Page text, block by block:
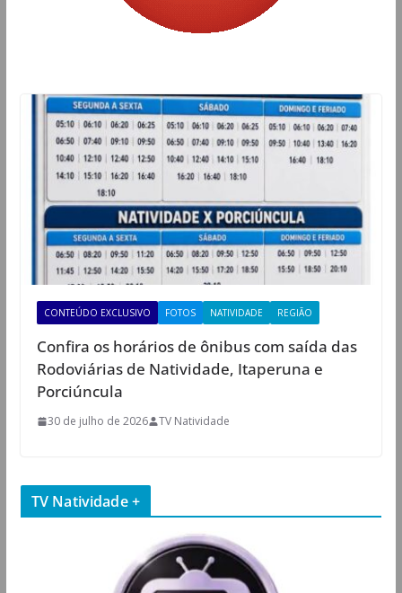
CONTEÚDO EXCLUSIVO FOTOS NATIVIDADE REGIÃO
Confira os horários de ônibus com saída das
Rodoviárias de Natividade, Itaperuna e
Porciúncula
30 de julho de 2026 TV Natividade
TV Natividade +